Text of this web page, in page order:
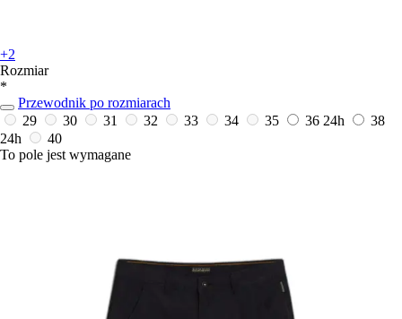
+2
Rozmiar
*
Przewodnik po rozmiarach
29
30 31 32 33 34 35 36 24h
38
24h
40
To pole jest wymagane